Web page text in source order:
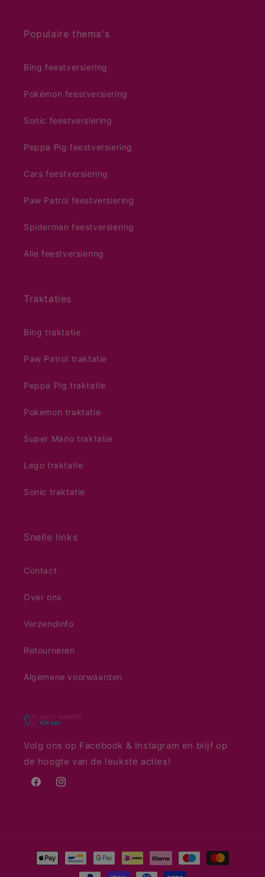
Populaire thema's
Bing feestversiering
Pokémon feestversiering
Sonic feestversiering
Peppa Pig feestversiering
Cars feestversiering
Paw Patrol feestversiering
Spiderman feestversiering
Alle feestversiering
Traktaties
Bing traktatie
Paw Patrol traktatie
Peppa Pig traktatie
Pokemon traktatie
Super Mario traktatie
Lego traktatie
Sonic traktatie
Snelle links
Contact
Over ons
Verzendinfo
Retourneren
Algemene voorwaarden
Volg ons op Facebook & Instagram en blijf op
de hoogte van de leukste acties!
FacebookInstagram
Betaalmethoden